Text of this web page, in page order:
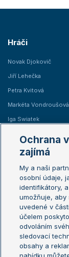
Hráči
Novak Djokovič
Jiří Lehečka
Petra Kvitová
Markéta Vondroušová
Iga Swiatek
Žebříčky
Žebříček ATP (muži)
Žebříček WTA (ženy)
Sázkařský žebříček
Ochrana
zajímá
My a naši
osobní údaje,
identifikátory,
umožňuje,
uvedené v
účelem
odvoláním
sledovací
obsahy a